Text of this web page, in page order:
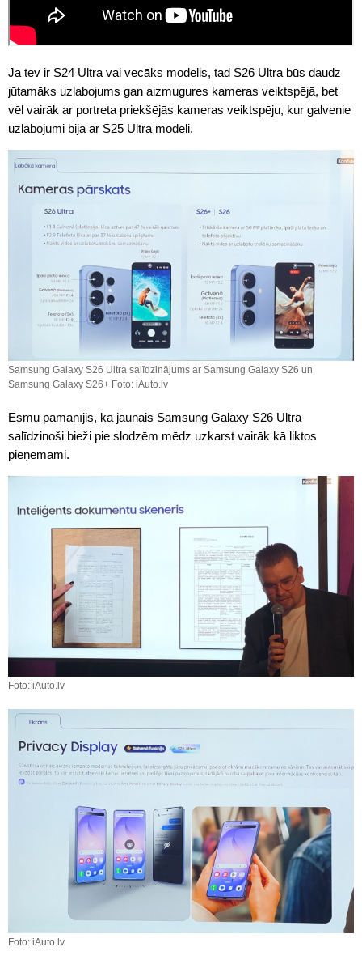
Ja tev ir S24 Ultra vai vecāks modelis, tad S26 Ultra būs daudz
jūtamāks uzlabojums gan aizmugures kameras veiktspējā, bet
vēl vairāk ar portreta priekšējās kameras veiktspēju, kur galvenie
uzlabojumi bija ar S25 Ultra modeli.
Samsung Galaxy S26 Ultra salīdzinājums ar Samsung Galaxy S26 un
Samsung Galaxy S26+ Foto: iAuto.lv
Esmu pamanījis, ka jaunais Samsung Galaxy S26 Ultra
salīdzinoši bieži pie slodzēm mēdz uzkarst vairāk kā liktos
pieņemami.
Foto: iAuto.lv
Foto: iAuto.lv